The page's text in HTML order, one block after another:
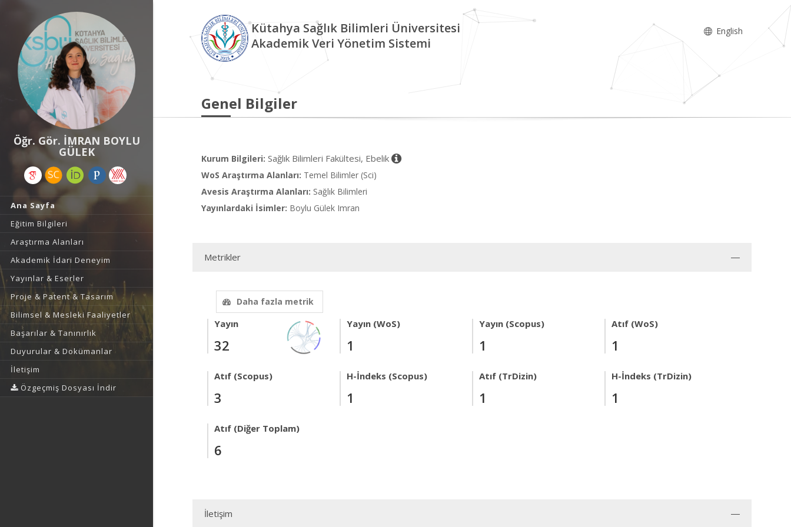
Öğr. Gör. İMRAN BOYLU
GÜLEK
Ana Sayfa
Eğitim Bilgileri
Araştırma Alanları
Akademik İdari Deneyim
Yayınlar & Eserler
Proje & Patent & Tasarım
Bilimsel & Mesleki Faaliyetler
Başarılar & Tanınırlık
Duyurular & Dokümanlar
İletişim
Özgeçmiş Dosyası İndir
Kütahya Sağlık Bilimleri Üniversitesi
Akademik Veri Yönetim Sistemi
English
Genel Bilgiler
Kurum Bilgileri: Sağlık Bilimleri Fakültesi, Ebelik
WoS Araştırma Alanları: Temel Bilimler (Sci)
Avesis Araştırma Alanları: Sağlık Bilimleri
Yayınlardaki İsimler: Boylu Gülek Imran
Metrikler
Daha fazla metrik
Yayın
32
Yayın (WoS)
1
Yayın (Scopus)
1
Atıf (WoS)
1
Atıf (Scopus)
3
H-İndeks (Scopus)
1
Atıf (TrDizin)
1
H-İndeks (TrDizin)
1
Atıf (Diğer Toplam)
6
İletişim